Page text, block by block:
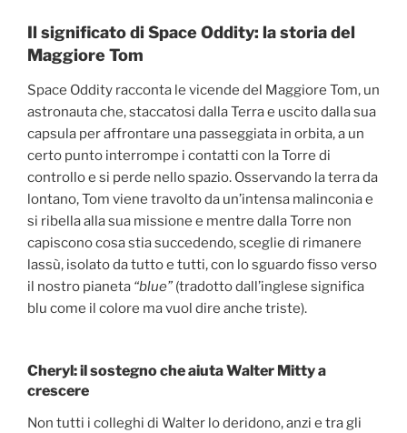
Il significato di Space Oddity: la storia del
Maggiore Tom
Space Oddity racconta le vicende del Maggiore Tom, un
astronauta che, staccatosi dalla Terra e uscito dalla sua
capsula per affrontare una passeggiata in orbita, a un
certo punto interrompe i contatti con la Torre di
controllo e si perde nello spazio. Osservando la terra da
lontano, Tom viene travolto da un’intensa malinconia e
si ribella alla sua missione e mentre dalla Torre non
capiscono cosa stia succedendo, sceglie di rimanere
lassù, isolato da tutto e tutti, con lo sguardo fisso verso
il nostro pianeta “blue” (tradotto dall’inglese significa
blu come il colore ma vuol dire anche triste).
Cheryl: il sostegno che aiuta Walter Mitty a
crescere
Non tutti i colleghi di Walter lo deridono, anzi e tra gli